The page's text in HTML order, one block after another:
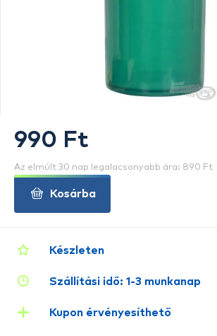
Készleten
Szállítási idő: 1-3 munkanap
Kupon érvényesíthető
990 Ft
Az elmúlt 30 nap legalacsonyabb ára: 890 Ft
Kosárba